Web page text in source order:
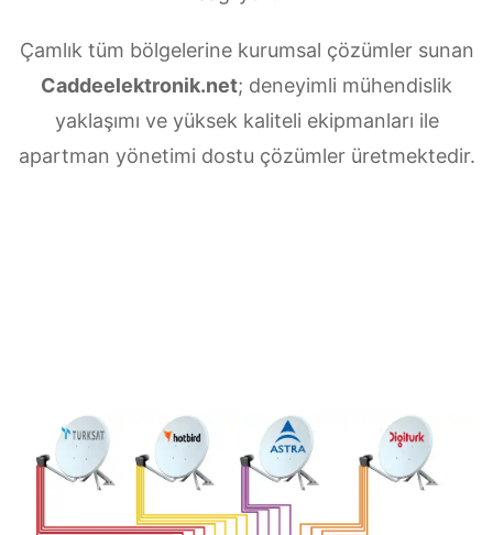
Çamlık tüm bölgelerine kurumsal çözümler sunan
Caddeelektronik.net; deneyimli mühendislik
yaklaşımı ve yüksek kaliteli ekipmanları ile
apartman yönetimi dostu çözümler üretmektedir.